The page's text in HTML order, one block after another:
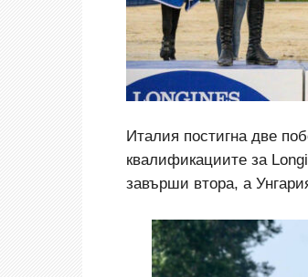
Италия постигна две
квалификациите за
завърши втора, а